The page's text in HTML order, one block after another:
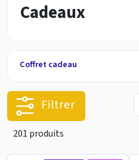
Cadeaux
Coffret cadeau
Filtrer
201 produits